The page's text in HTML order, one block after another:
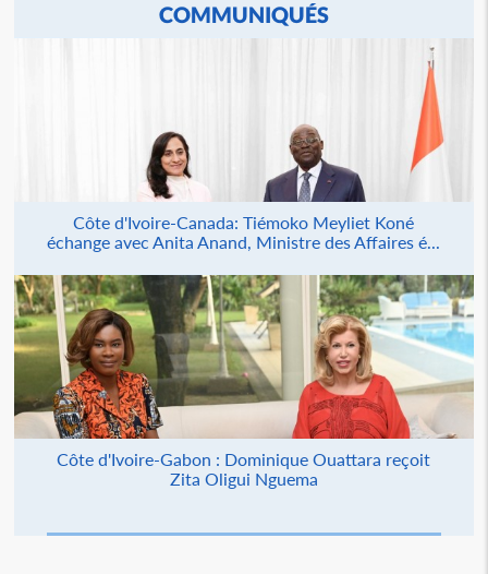
COMMUNIQUÉS
Côte d'Ivoire-Canada: Tiémoko Meyliet Koné
échange avec Anita Anand, Ministre des Affaires é...
Côte d'Ivoire-Gabon : Dominique Ouattara reçoit
Zita Oligui Nguema